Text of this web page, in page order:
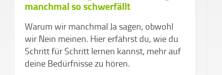
manchmal so schwerfällt
Warum wir manchmal Ja sagen, obwohl
wir Nein meinen. Hier erfährst du, wie du
Schritt für Schritt lernen kannst, mehr auf
deine Bedürfnisse zu hören.